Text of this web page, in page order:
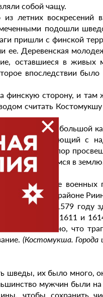
собой чащу.
летних воскресений
подошли
пришли с финской
ее. Деревенская
оставшиеся в живых
впоследствии было
финскую сторону, и там
считать
часовню и большой
путешествующий с
до сих пор
провалившимся в
то на карте военных
что в районе
В 1579 году
в 1592, 1611 и
возможно, что
(Костомукша. Города
шведы, их было много,
мужчин были на
чтобы сохранить